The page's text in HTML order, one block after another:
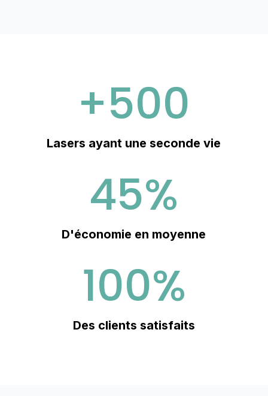
+500
Lasers ayant une seconde vie
45%
D'économie en moyenne
100%
Des clients satisfaits